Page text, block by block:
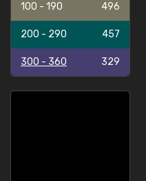
100 - 190 496
200 - 290 457
300 - 360 329